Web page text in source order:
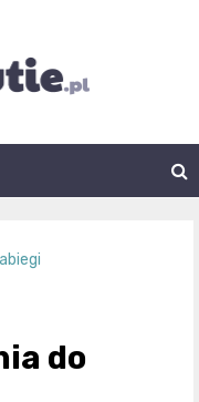
do